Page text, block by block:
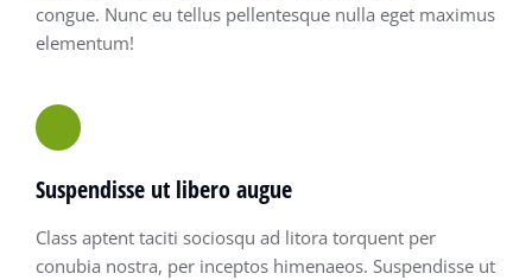
congue. Nunc eu tellus pellentesque nulla eget maximus
elementum!
Suspendisse ut libero augue
Class aptent taciti sociosqu ad litora torquent per
conubia nostra, per inceptos himenaeos. Suspendisse ut